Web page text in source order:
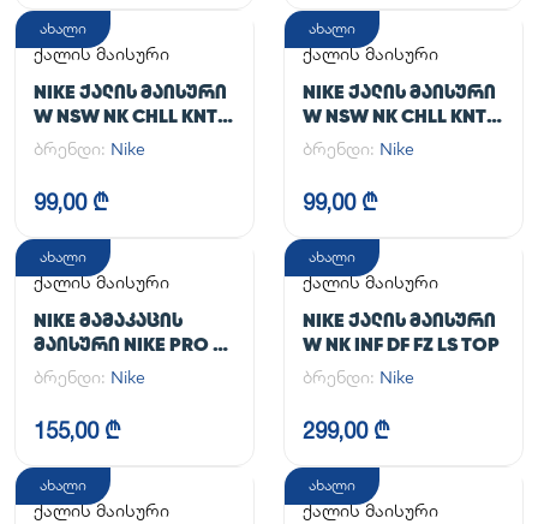
ახალი
ქალის მაისური
NIKE ᲥᲐᲚᲘᲡ ᲛᲐᲘᲡᲣᲠᲘ
W NSW NK CHLL KNT
MD CRP
ბრენდი: Nike
99,00 ₾
ახალი
ქალის მაისური
NIKE ᲥᲐᲚᲘᲡ ᲛᲐᲘᲡᲣᲠᲘ
W NSW NK CHLL KNT
MD CRP
ბრენდი: Nike
99,00 ₾
ახალი
ქალის მაისური
NIKE ᲛᲐᲛᲐᲙᲐᲪᲘᲡ
ᲛᲐᲘᲡᲣᲠᲘ NIKE PRO DF
365 CROP LS
ბრენდი: Nike
155,00 ₾
ახალი
ქალის მაისური
NIKE ᲥᲐᲚᲘᲡ ᲛᲐᲘᲡᲣᲠᲘ
W NK INF DF FZ LS TOP
ბრენდი: Nike
299,00 ₾
ახალი
ქალის მაისური
ახალი
ქალის მაისური